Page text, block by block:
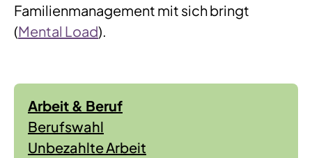
Arbeit & Beruf
Berufswahl
Unbezahlte Arbeit
Familienmanagement mit sich bringt
(Mental Load).